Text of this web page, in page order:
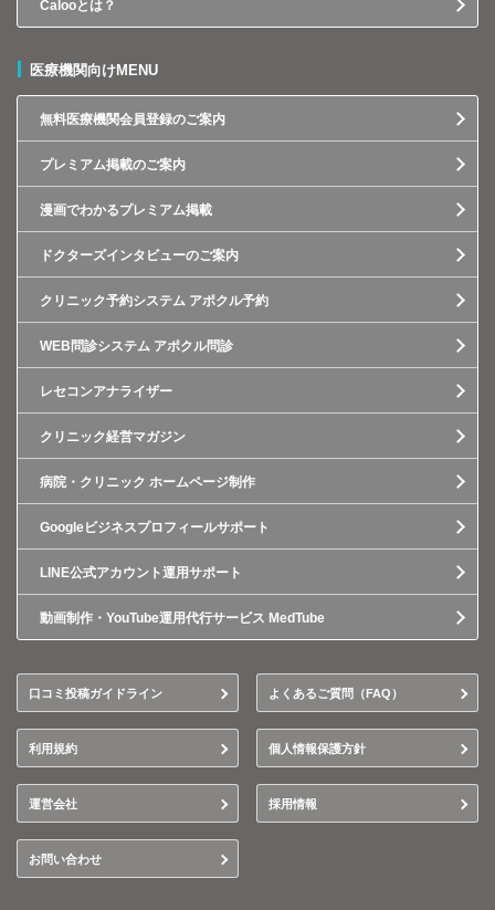
Calooとは？
医療機関向けMENU
無料医療機関会員登録のご案内
プレミアム掲載のご案内
漫画でわかるプレミアム掲載
ドクターズインタビューのご案内
クリニック予約システム アポクル予約
WEB問診システム アポクル問診
レセコンアナライザー
クリニック経営マガジン
病院・クリニック ホームページ制作
Googleビジネスプロフィールサポート
LINE公式アカウント運用サポート
動画制作・YouTube運用代行サービス MedTube
口コミ投稿ガイドライン よくあるご質問（FAQ）
利用規約 個人情報保護方針
運営会社 採用情報
お問い合わせ